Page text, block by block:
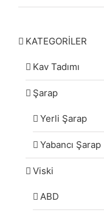
KATEGORİLER
Kav Tadımı
Şarap
Yerli Şarap
Yabancı Şarap
Viski
ABD